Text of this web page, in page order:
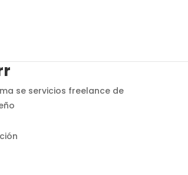
se servicios freelance de